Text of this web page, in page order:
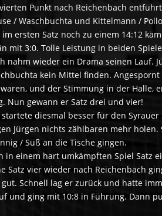
Punkt nach Reichenbach
/ Waschbuchta und Kittelmann /
ersten Satz noch zu einem 14:12
mit 3:0. Tolle Leistung in beiden
nahm wieder ein Drama seinen Lauf.
kein Mittel finden.
und der Stimmung in der Halle,
Nun gewann er Satz drei und vier!
diesmal besser für den
Jürgen nichts zählbaren mehr
/ Süß an die Tische gingen.
in einem hart umkämpften Spiel Satz
Satz vier wieder nach Reichenbach
Schnell lag er zurück und hatte
und ging mit 10:8 in Führung. Dann